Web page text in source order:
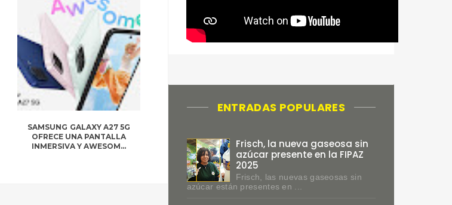
SAMSUNG GALAXY A27 5G
OFRECE UNA PANTALLA
INMERSIVA Y AWESOM...
ENTRADAS POPULARES
Frisch, la nueva gaseosa sin
azúcar presente en la FIPAZ
2025
Frisch, las nuevas gaseosas sin
azúcar están presentes en ...